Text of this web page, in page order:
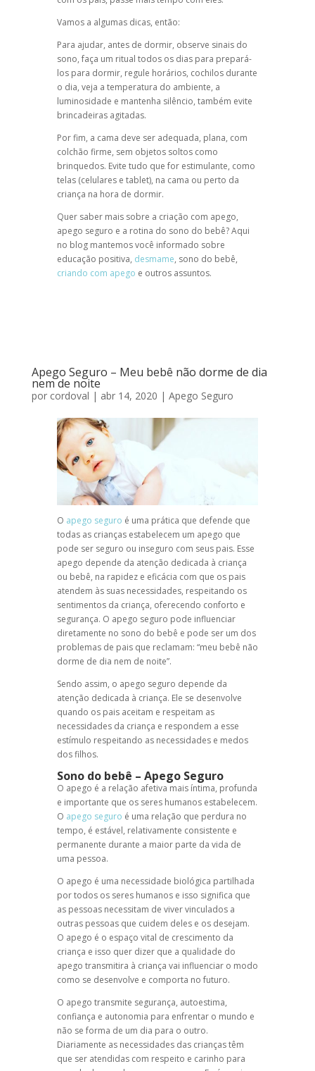
Vamos a algumas dicas, então:
Para ajudar, antes de dormir, observe sinais do
sono, faça um ritual todos os dias para prepará-
los para dormir, regule horários, cochilos durante
o dia, veja a temperatura do ambiente, a
luminosidade e mantenha silêncio, também evite
brincadeiras agitadas.
Por fim, a cama deve ser adequada, plana, com
colchão firme, sem objetos soltos como
brinquedos. Evite tudo que for estimulante, como
telas (celulares e tablet), na cama ou perto da
criança na hora de dormir.
Quer saber mais sobre a criação com apego,
apego seguro e a rotina do sono do bebê? Aqui
no blog mantemos você informado sobre
educação positiva, desmame, sono do bebê,
criando com apego e outros assuntos.
Apego Seguro – Meu bebê não dorme de dia
nem de noite
por cordoval | abr 14, 2020 | Apego Seguro
O apego seguro é uma prática que defende que
todas as crianças estabelecem um apego que
pode ser seguro ou inseguro com seus pais. Esse
apego depende da atenção dedicada à criança
ou bebê, na rapidez e eficácia com que os pais
atendem às suas necessidades, respeitando os
sentimentos da criança, oferecendo conforto e
segurança. O apego seguro pode influenciar
diretamente no sono do bebê e pode ser um dos
problemas de pais que reclamam: “meu bebê não
dorme de dia nem de noite”.
Sendo assim, o apego seguro depende da
atenção dedicada à criança. Ele se desenvolve
quando os pais aceitam e respeitam as
necessidades da criança e respondem a esse
estímulo respeitando as necessidades e medos
dos filhos.
Sono do bebê – Apego Seguro
O apego é a relação afetiva mais íntima, profunda
e importante que os seres humanos estabelecem.
O apego seguro é uma relação que perdura no
tempo, é estável, relativamente consistente e
permanente durante a maior parte da vida de
uma pessoa.
O apego é uma necessidade biológica partilhada
por todos os seres humanos e isso significa que
as pessoas necessitam de viver vinculados a
outras pessoas que cuidem deles e os desejam.
O apego é o espaço vital de crescimento da
criança e isso quer dizer que a qualidade do
apego transmitira à criança vai influenciar o modo
como se desenvolve e comporta no futuro.
O apego transmite segurança, autoestima,
confiança e autonomia para enfrentar o mundo e
não se forma de um dia para o outro.
Diariamente as necessidades das crianças têm
que ser atendidas com respeito e carinho para